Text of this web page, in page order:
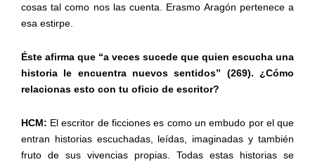
cosas tal como nos las cuenta. Erasmo Aragón pertenece a
esa estirpe.
Éste afirma que “a veces sucede que quien escucha una
historia le encuentra nuevos sentidos” (269). ¿Cómo
relacionas esto con tu oficio de escritor?
HCM: El escritor de ficciones es como un embudo por el que
entran historias escuchadas, leídas, imaginadas y también
fruto de sus vivencias propias. Todas estas historias se